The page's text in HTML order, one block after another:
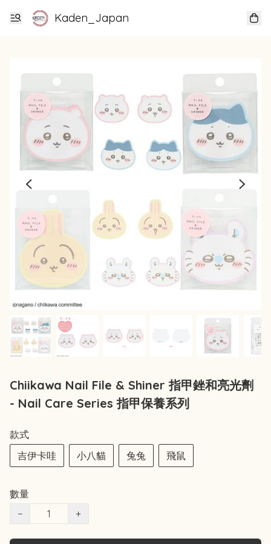
Kaden_Japan
Chiikawa Nail File & Shiner 指甲銼和亮光劑
- Nail Care Series 指甲保養系列
款式
吉伊卡哇
小八貓 兔兔 飛鼠
數量
−
+